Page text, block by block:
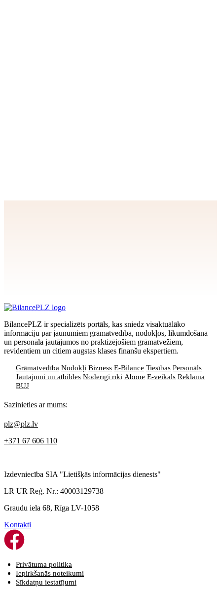
BilancePLZ ir specializēts portāls, kas sniedz visaktuālāko
informāciju par jaunumiem grāmatvedībā, nodokļos, likumdošanā
un personāla jautājumos no praktizējošiem grāmatvežiem,
revidentiem un citiem augstas klases finanšu ekspertiem.
Grāmatvedība Nodokļi Bizness E-Bilance Tiesības Personāls
Jautājumi un atbildes Noderīgi rīki Abonē E-veikals Reklāma
BUJ
Sazinieties ar mums:
plz@plz.lv
+371 67 606 110
Izdevniecība SIA "Lietišķās informācijas dienests"
LR UR Reģ. Nr.: 40003129738
Graudu iela 68, Rīga LV-1058
Kontakti
Privātuma politika
Iepirkšanās noteikumi
Sīkdatņu iestatījumi